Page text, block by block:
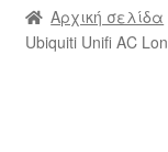
BlogΑρχική σελίδα
Ubiquiti Unifi AC